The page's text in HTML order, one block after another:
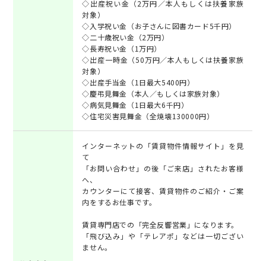
◇出産祝い金（2万円／本人もしくは扶養家族
対象）
◇入学祝い金（お子さんに図書カード5千円）
◇二十歳祝い金（2万円）
◇長寿祝い金（1万円）
◇出産一時金（50万円／本人もしくは扶養家族
対象）
◇出産手当金（1日最大5400円）
◇慶弔見舞金（本人／もしくは家族対象）
◇病気見舞金（1日最大6千円）
◇住宅災害見舞金（全焼壊130000円）
インターネットの「賃貸物件情報サイト」を見
て
「お問い合わせ」の後「ご来店」されたお客様
へ、
カウンターにて接客、賃貸物件のご紹介・ご案
内をするお仕事です。
賃貸専門店での「完全反響営業」になります。
「飛び込み」や「テレアポ」などは一切ござい
ません。